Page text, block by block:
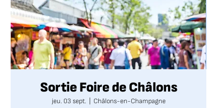
Sortie Foire de Châlons
jeu. 03 sept. Châlons-en-Champagne